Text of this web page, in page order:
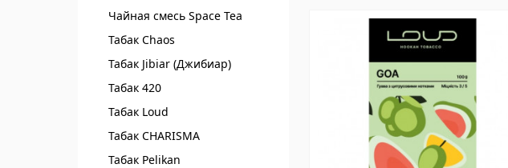
Чайная смесь Spaсe Tea
Табак Chaos
Табак Jibiar (Джибиар)
Табак 420
Табак Loud
Табак CHARISMA
Табак Pelikan